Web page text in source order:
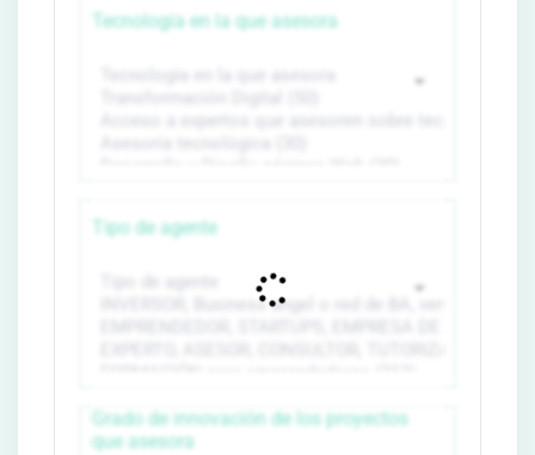
Tecnología en la que asesora
Tipo de agente
Grado de innovación de los proyectos
que asesora